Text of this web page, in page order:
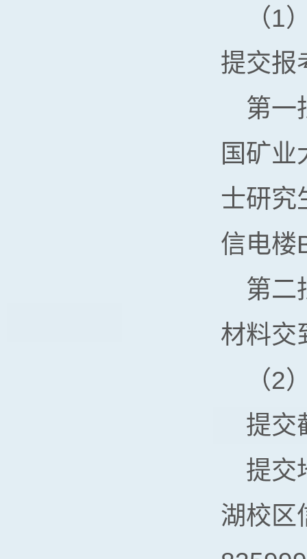
（1
提交报
第一
国矿
士研究
信电楼
第二
材料交
（2
提交
提交
湖校区